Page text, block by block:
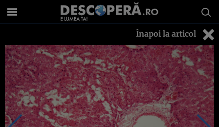
Înapoi la articol